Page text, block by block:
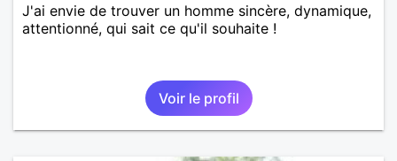
J'ai envie de trouver un homme sincère, dynamique,
attentionné, qui sait ce qu'il souhaite !
Voir le profil